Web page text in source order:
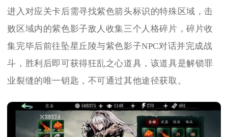
进入对应关卡后需寻找紫色箭头标识的特殊区域，击
败区域内的紫色影子敌人收集三个人格碎片，碎片收
集完毕后前往坠星丘陵与紫色影子NPC对话并完成战
斗，胜利后即可获得狂乱之心道具，该道具是解锁罪
业裂缝的唯一钥匙，不可通过其他途径获取。